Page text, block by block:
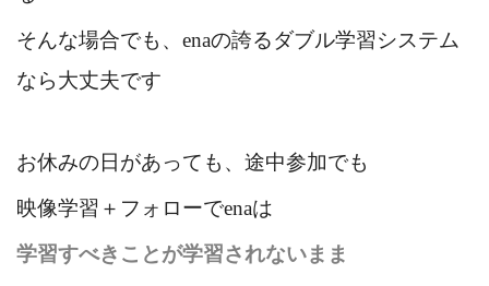
そんな場合でも、enaの誇るダブル学習システム
なら大丈夫です
お休みの日があっても、途中参加でも
映像学習＋フォローでenaは
学習すべきことが学習されないまま